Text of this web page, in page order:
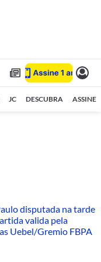
JC DESCUBRA ASSINE